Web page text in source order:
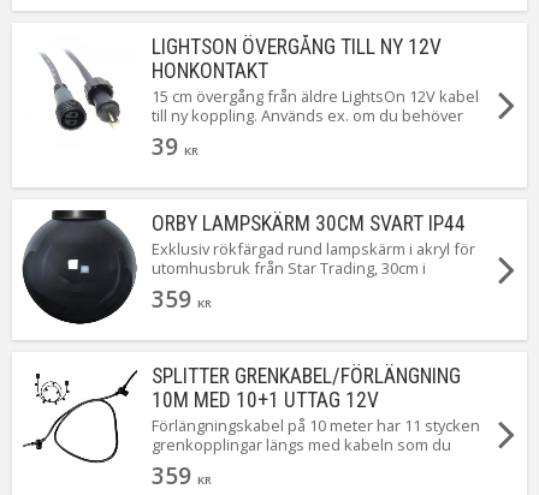
LIGHTSON ÖVERGÅNG TILL NY 12V
HONKONTAKT
15 cm övergång från äldre LightsOn 12V kabel
till ny koppling. Används ex. om du behöver
använda en äldre transformator till nya kablar
eller[Läs mer]
39 KR
ORBY LAMPSKÄRM 30CM SVART IP44
Exklusiv rökfärgad rund lampskärm i akryl för
utomhusbruk från Star Trading, 30cm i
diameter. Mixa och matcha med ett
utomhusupphäng och en passande ljuskälla.
359 KR
SPLITTER GRENKABEL/FÖRLÄNGNING
10M MED 10+1 UTTAG 12V
Förlängningskabel på 10 meter har 11 stycken
grenkopplingar längs med kabeln som du
enkelt kan koppla dina lampor, fler kablar eller
grenkopp[Läs mer]
359 KR